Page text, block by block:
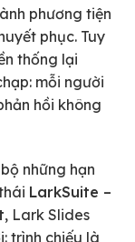
phương tiện
phục. Tuy
thống lại
mỗi người
hồi không
những hạn
LarkSuite –
, Lark Slides
trình chiếu là